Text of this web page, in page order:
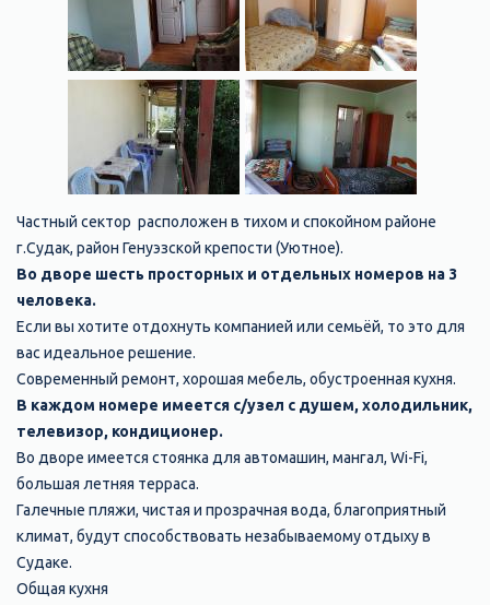
Частный сектор расположен в тихом и спокойном районе
г.Судак, район Генуэзской крепости (Уютное).
Во дворе шесть просторных и отдельных номеров на 3
человека.
Если вы хотите отдохнуть компанией или семьёй, то это для
вас идеальное решение.
Современный ремонт, хорошая мебель, обустроенная кухня.
В каждом номере имеется с/узел с душем, холодильник,
телевизор, кондиционер.
Во дворе имеется стоянка для автомашин, мангал, Wi-Fi,
большая летняя терраса.
Галечные пляжи, чистая и прозрачная вода, благоприятный
климат, будут способствовать незабываемому отдыху в
Судаке.
Общая кухня